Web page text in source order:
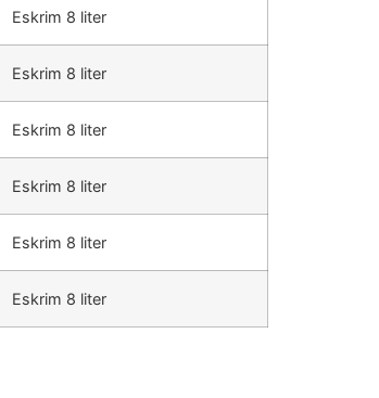
Eskrim 8 liter
Eskrim 8 liter
Eskrim 8 liter
Eskrim 8 liter
Eskrim 8 liter
Eskrim 8 liter